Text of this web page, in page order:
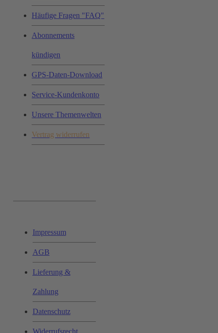
Häufige Fragen "FAQ"
Abonnements
kündigen
GPS-Daten-Download
Service-Kundenkonto
Unsere Themenwelten
Vertrag widerrufen
Impressum
AGB
Lieferung &
Zahlung
Datenschutz